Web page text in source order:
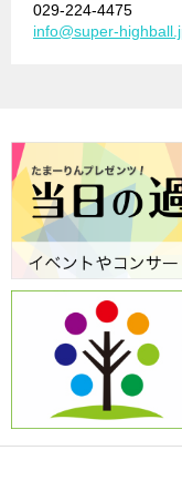
029-224-4475
info@super-